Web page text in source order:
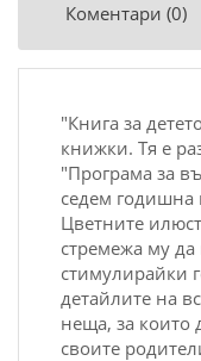
Коментари (0)
"Книга за
книжки. Тя е
"Програма за
седем
Цветните
стремежа му да
стимулирайки
детайлите на
неща, за които
своите